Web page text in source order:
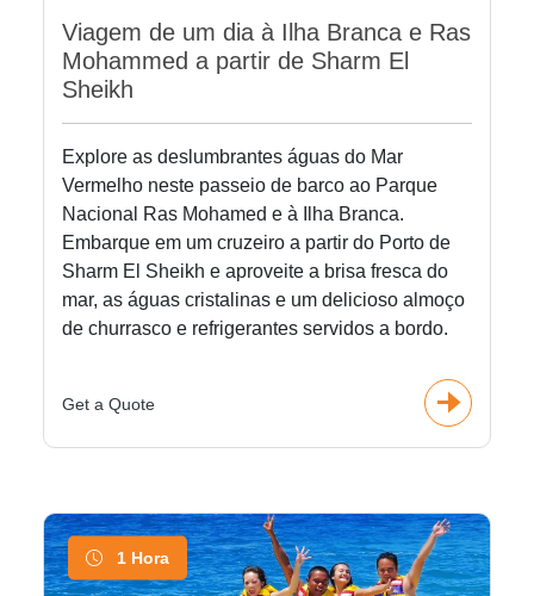
Viagem de um dia à Ilha Branca e Ras
Mohammed a partir de Sharm El
Sheikh
Explore as deslumbrantes águas do Mar
Vermelho neste passeio de barco ao Parque
Nacional Ras Mohamed e à Ilha Branca.
Embarque em um cruzeiro a partir do Porto de
Sharm El Sheikh e aproveite a brisa fresca do
mar, as águas cristalinas e um delicioso almoço
de churrasco e refrigerantes servidos a bordo.
Get a Quote
1 Hora